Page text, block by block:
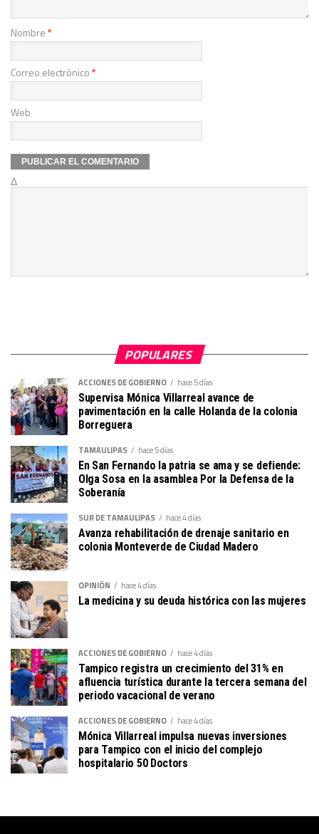
Nombre*
Correo electrónico*
Web
Δ
POPULARES
ACCIONES DE GOBIERNO hace 5 días
Supervisa Mónica Villarreal avance de
pavimentación en la calle Holanda de la colonia
Borreguera
TAMAULIPAS hace 5 días
En San Fernando la patria se ama y se defiende:
Olga Sosa en la asamblea Por la Defensa de la
Soberanía
SUR DE TAMAULIPAS hace 4 días
Avanza rehabilitación de drenaje sanitario en
colonia Monteverde de Ciudad Madero
OPINIÓN hace 4 días
La medicina y su deuda histórica con las mujeres
ACCIONES DE GOBIERNO hace 4 días
Tampico registra un crecimiento del 31% en
afluencia turística durante la tercera semana del
periodo vacacional de verano
ACCIONES DE GOBIERNO hace 4 días
Mónica Villarreal impulsa nuevas inversiones
para Tampico con el inicio del complejo
hospitalario 50 Doctors